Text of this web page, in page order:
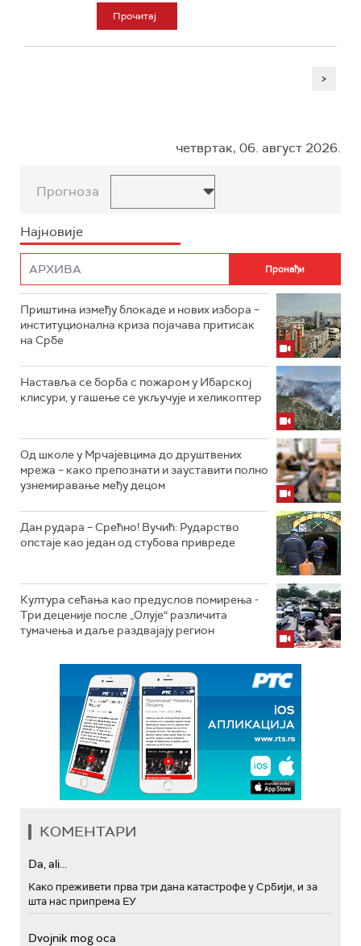
Прочитај
>
четвртак, 06. август 2026.
Прогноза
Најновије
Приштина између блокаде и нових избора –
институционална криза појачава притисак
на Србе
Наставља се борба с пожаром у Ибарској
клисури, у гашење се укључује и хеликоптер
Од школе у Мрчајевцима до друштвених
мрежа – како препознати и зауставити полно
узнемиравање међу децом
Дан рудара – Срећно! Вучић: Рударство
опстаје као један од стубова привреде
Култура сећања као предуслов помирења ­-
Три деценије после „Олује“ различита
тумачења и даље раздвајају регион
КОМЕНТАРИ
Da, ali...
Како преживети прва три дана катастрофе у Србији, и за
шта нас припрема ЕУ
Dvojnik mog oca